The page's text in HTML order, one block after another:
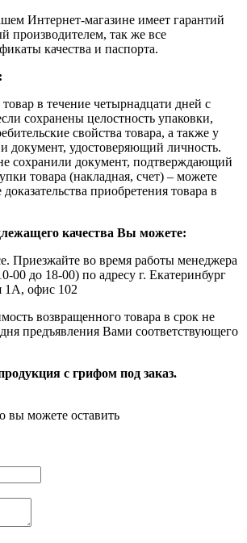
Интернет-магазине имеет гарантий
производителем, так же все
качества и паспорта.
в течение четырнадцати дней с
сохранены целостность упаковки,
свойства товара, а также у
документ, удостоверяющий личность.
сохранили документ, подтверждающий
товара (накладная, счет) – можете
доказательства приобретения товара в
качества Вы можете:
Приезжайте во время работы менеджера
00 до 18-00) по адресу г. Екатеринбург
1А, офис 102
возвращенного товара в срок не
предъявления Вами соответствующего
с грифом под заказ.
вы можете оставить